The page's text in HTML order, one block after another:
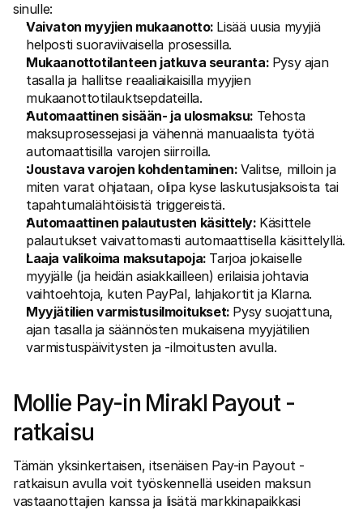
sinulle:
Vaivaton myyjien mukaanotto: Lisää uusia myyjiä
helposti suoraviivaisella prosessilla.
Mukaanottotilanteen jatkuva seuranta: Pysy ajan
tasalla ja hallitse reaaliaikaisilla myyjien
mukaanottotilauktsepdateilla.
Automaattinen sisään- ja ulosmaksu: Tehosta
maksuprosessejasi ja vähennä manuaalista työtä
automaattisilla varojen siirroilla.
Joustava varojen kohdentaminen: Valitse, milloin ja
miten varat ohjataan, olipa kyse laskutusjaksoista tai
tapahtumalähtöisistä triggereistä.
Automaattinen palautusten käsittely: Käsittele
palautukset vaivattomasti automaattisella käsittelyllä.
Laaja valikoima maksutapoja: Tarjoa jokaiselle
myyjälle (ja heidän asiakkailleen) erilaisia johtavia
vaihtoehtoja, kuten PayPal, lahjakortit ja Klarna.
Myyjätilien varmistusilmoitukset: Pysy suojattuna,
ajan tasalla ja säännösten mukaisena myyjätilien
varmistuspäivitysten ja -ilmoitusten avulla.
Mollie Pay-in Mirakl Payout -
ratkaisu
Tämän yksinkertaisen, itsenäisen Pay-in Payout -
ratkaisun avulla voit työskennellä useiden maksun
vastaanottajien kanssa ja lisätä markkinapaikkasi